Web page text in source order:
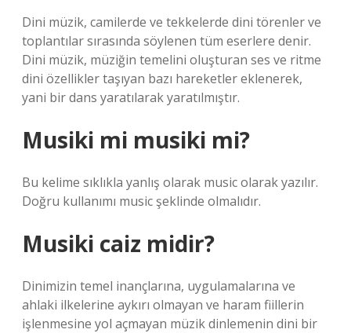
Dini müzik, camilerde ve tekkelerde dini törenler ve
toplantılar sırasında söylenen tüm eserlere denir.
Dini müzik, müziğin temelini oluşturan ses ve ritme
dini özellikler taşıyan bazı hareketler eklenerek,
yani bir dans yaratılarak yaratılmıştır.
Musiki mi musiki mi?
Bu kelime sıklıkla yanlış olarak music olarak yazılır.
Doğru kullanımı music şeklinde olmalıdır.
Musiki caiz midir?
Dinimizin temel inançlarına, uygulamalarına ve
ahlaki ilkelerine aykırı olmayan ve haram fiillerin
işlenmesine yol açmayan müzik dinlemenin dini bir